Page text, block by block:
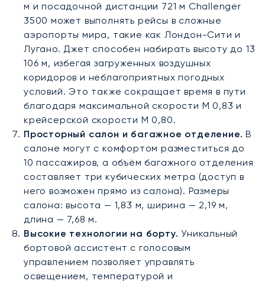
м и посадочной дистанции 721 м Challenger
3500 может выполнять рейсы в сложные
аэропорты мира, такие как Лондон-Сити и
Лугано. Джет способен набирать высоту до 13
106 м, избегая загруженных воздушных
коридоров и неблагоприятных погодных
условий. Это также сокращает время в пути
благодаря максимальной скорости M 0,83 и
крейсерской скорости M 0,80.
Просторный салон и багажное отделение. В
салоне могут с комфортом разместиться до
10 пассажиров, а объём багажного отделения
составляет три кубических метра (доступ в
него возможен прямо из салона). Размеры
салона: высота — 1,83 м, ширина — 2,19 м,
длина — 7,68 м.
Высокие технологии на борту. Уникальный
бортовой ассистент с голосовым
управлением позволяет управлять
освещением, температурой и